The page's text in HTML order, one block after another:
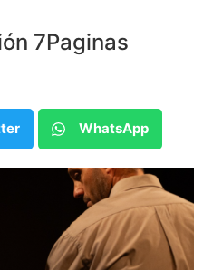
7Paginas
WhatsApp